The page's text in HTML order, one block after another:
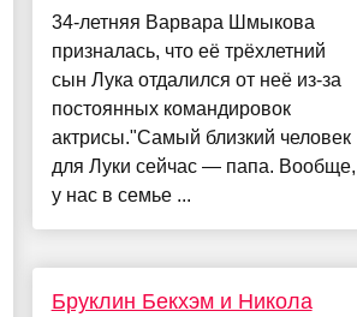
34-летняя Варвара Шмыкова
призналась, что её трёхлетний
сын Лука отдалился от неё из-за
постоянных командировок
актрисы."Самый близкий человек
для Луки сейчас — папа. Вообще,
у нас в семье ...
Бруклин Бекхэм и Никола